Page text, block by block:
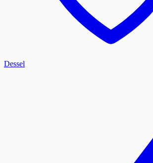
Dessel